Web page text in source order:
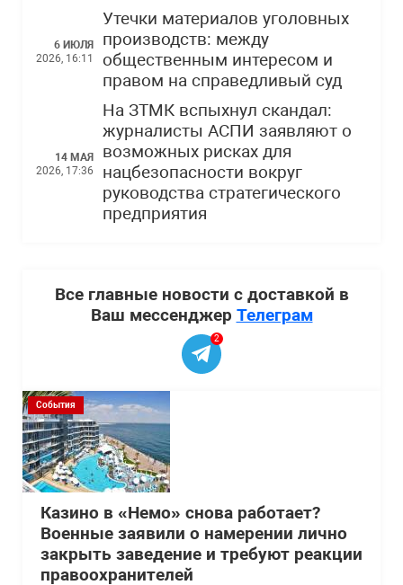
6 ИЮЛЯ
2026, 16:11
Утечки материалов уголовных
производств: между
общественным интересом и
правом на справедливый суд
14 МАЯ
2026, 17:36
На ЗТМК вспыхнул скандал:
журналисты АСПИ заявляют о
возможных рисках для
нацбезопасности вокруг
руководства стратегического
предприятия
Все главные новости с доставкой в
Ваш мессенджер Телеграм
2
События
Казино в «Немо» снова работает?
Военные заявили о намерении лично
закрыть заведение и требуют реакции
правоохранителей